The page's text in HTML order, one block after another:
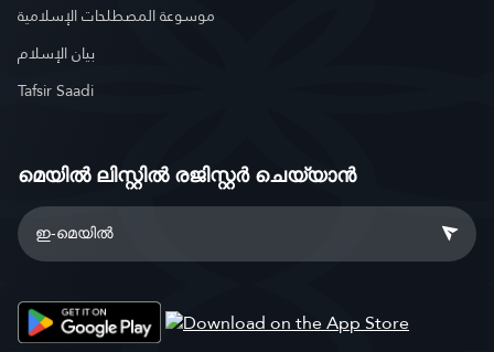
موسوعة المصطلحات الإسلامية
بيان الإسلام
Tafsir Saadi
മെയിൽ ലിസ്റ്റിൽ രജിസ്റ്റർ ചെയ്യാൻ